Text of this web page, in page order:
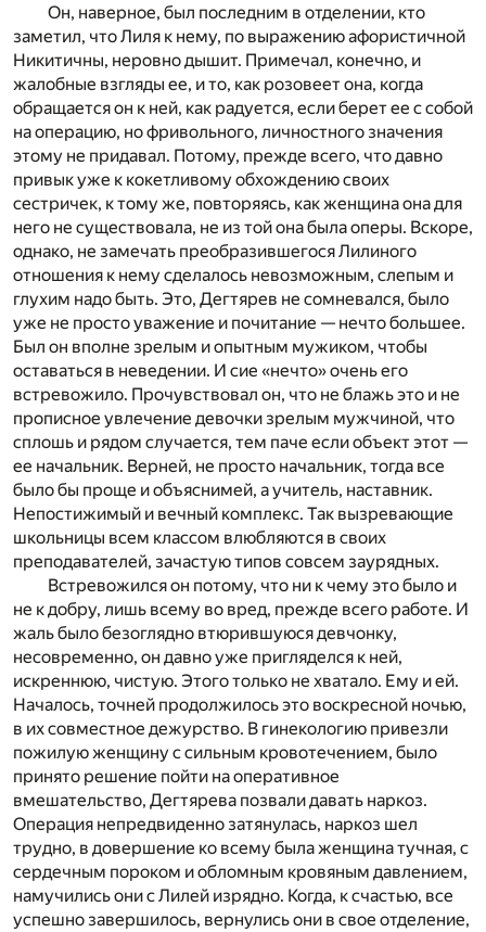
Он, наверное, был последним в отделении, кто
заметил, что Лиля к нему, по выражению афористичной
Никитичны, неровно дышит. Примечал, конечно, и
жалобные взгляды ее, и то, как розовеет она, когда
обращается он к ней, как радуется, если берет ее с собой
на операцию, но фривольного, личностного значения
этому не придавал. Потому, прежде всего, что давно
привык уже к кокетливому обхождению своих
сестричек, к тому же, повторяясь, как женщина она для
него не существовала, не из той она была оперы. Вскоре,
однако, не замечать преобразившегося Лилиного
отношения к нему сделалось невозможным, слепым и
глухим надо быть. Это, Дегтярев не сомневался, было
уже не просто уважение и почитание — нечто большее.
Был он вполне зрелым и опытным мужиком, чтобы
оставаться в неведении. И сие «нечто» очень его
встревожило. Прочувствовал он, что не блажь это и не
прописное увлечение девочки зрелым мужчиной, что
сплошь и рядом случается, тем паче если объект этот —
ее начальник. Верней, не просто начальник, тогда все
было бы проще и объяснимей, а учитель, наставник.
Непостижимый и вечный комплекс. Так вызревающие
школьницы всем классом влюбляются в своих
преподавателей, зачастую типов совсем заурядных.
Встревожился он потому, что ни к чему это было и
не к добру, лишь всему во вред, прежде всего работе. И
жаль было безоглядно втюрившуюся девчонку,
несовременно, он давно уже пригляделся к ней,
искреннюю, чистую. Этого только не хватало. Ему и ей.
Началось, точней продолжилось это воскресной ночью,
в их совместное дежурство. В гинекологию привезли
пожилую женщину с сильным кровотечением, было
принято решение пойти на оперативное
вмешательство, Дегтярева позвали давать наркоз.
Операция непредвиденно затянулась, наркоз шел
трудно, в довершение ко всему была женщина тучная, с
сердечным пороком и обломным кровяным давлением,
намучились они с Лилей изрядно. Когда, к счастью, все
успешно завершилось, вернулись они в свое отделение,